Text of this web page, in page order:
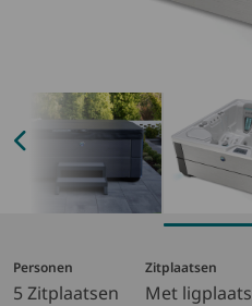
Personen
5 Zitplaatsen
Zitplaatsen
Met ligplaats